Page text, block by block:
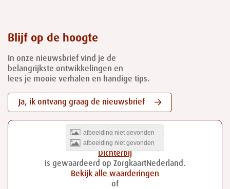
Blijf op de hoogte
In onze nieuwsbrief vind je de
belangrijkste ontwikkelingen en
lees je mooie verhalen en handige tips.
Ja, ik ontvang graag de nieuwsbrief
Dichterbij
is gewaardeerd op ZorgkaartNederland.
Bekijk alle waarderingen
of